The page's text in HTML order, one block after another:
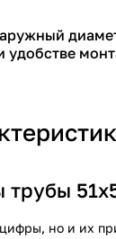
удобстве
но и их